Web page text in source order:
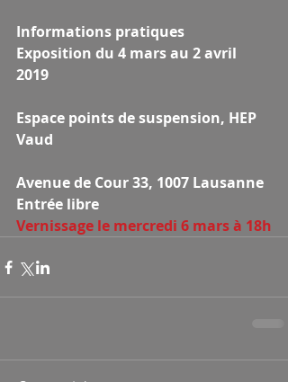
Informations pratiques
Exposition du 4 mars au 2 avril
2019
Espace points de suspension, HEP
Vaud
Avenue de Cour 33, 1007 Lausanne
Entrée libre
Vernissage le mercredi 6 mars à 18h